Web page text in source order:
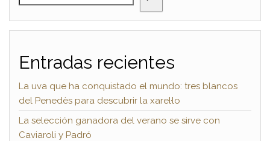
Entradas recientes
La uva que ha conquistado el mundo: tres blancos
del Penedès para descubrir la xarel·lo
La selección ganadora del verano se sirve con
Caviaroli y Padró